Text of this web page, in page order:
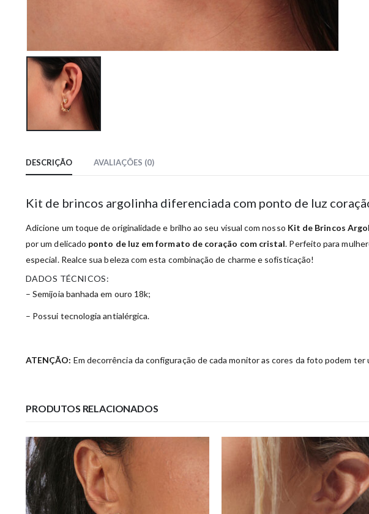
DESCRIÇÃO AVALIAÇÕES (0)
Kit de brincos argolinha diferenciada com ponto de luz
Adicione um toque de originalidade e brilho ao seu visual com nosso Kit de Brincos
por um delicado ponto de luz em formato de coração com cristal. Perfeito para
especial. Realce sua beleza com esta combinação de charme e sofisticação!
DADOS TÉCNICOS:
– Semijoia banhada em ouro 18k;
– Possui tecnologia antialérgica.
ATENÇÃO: Em decorrência da configuração de cada monitor as cores da foto podem ter
PRODUTOS RELACIONADOS